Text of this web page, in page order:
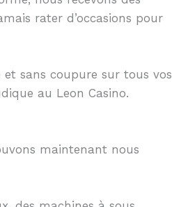
rater d’occasions pour
sans coupure sur tous vos
au Leon Casino.
maintenant nous